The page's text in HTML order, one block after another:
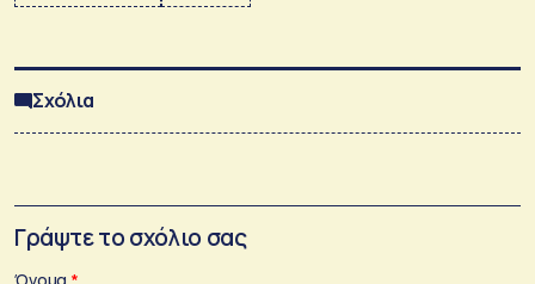
Σχόλια
Γράψτε το σχόλιο σας
Όνομα